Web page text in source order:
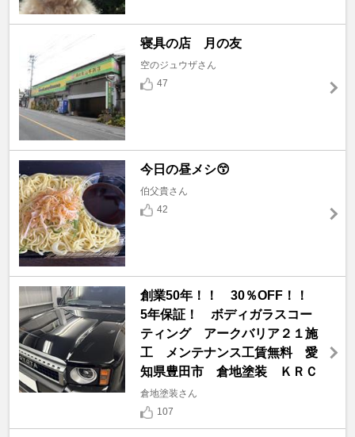
寝具の店 月の友
空のジュウザさん
47
今日の昼メシ😙
伯父貴さん
42
創業50年！！ 30％OFF！！
5年保証！ ボディガラスコー
ティング アークバリア２１施
工 メンテナンス工賃無料 愛
知県豊田市 倉地塗装 ＫＲＣ
倉地塗装さん
107